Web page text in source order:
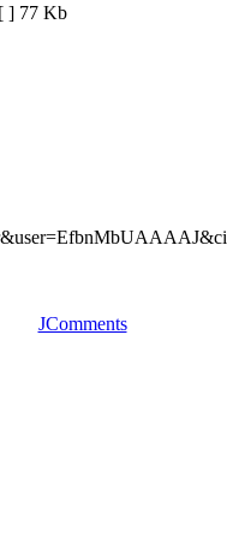
[ ] 77 Kb
JComments